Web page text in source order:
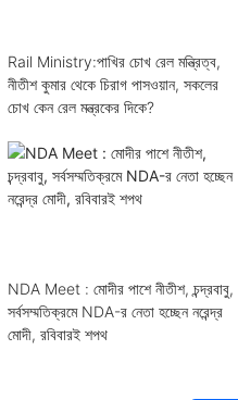
Rail Ministry:পাখির চোখ রেল মন্ত্রিত্ব,
নীতীশ কুমার থেকে চিরাগ পাসওয়ান, সকলের
চোখ কেন রেল মন্ত্রকের দিকে?
NDA Meet : মোদীর পাশে নীতীশ, চন্দ্রবাবু,
সর্বসম্মতিক্রমে NDA-র নেতা হচ্ছেন নরেন্দ্র
মোদী, রবিবারই শপথ